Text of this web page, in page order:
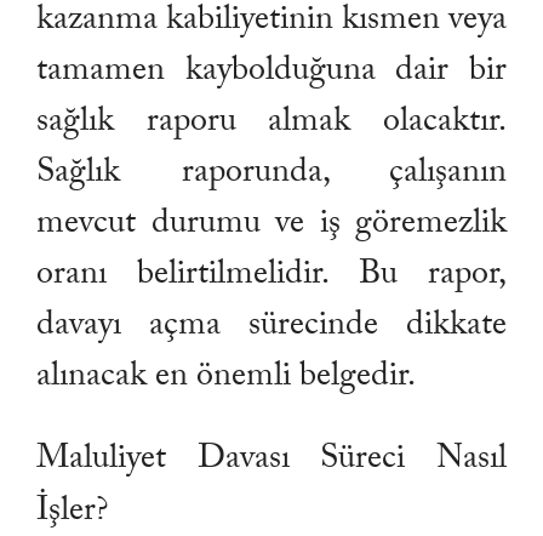
kazanma kabiliyetinin kısmen veya
tamamen kaybolduğuna dair bir
sağlık raporu almak olacaktır.
Sağlık raporunda, çalışanın
mevcut durumu ve iş göremezlik
oranı belirtilmelidir. Bu rapor,
davayı açma sürecinde dikkate
alınacak en önemli belgedir.
Maluliyet Davası Süreci Nasıl
İşler?